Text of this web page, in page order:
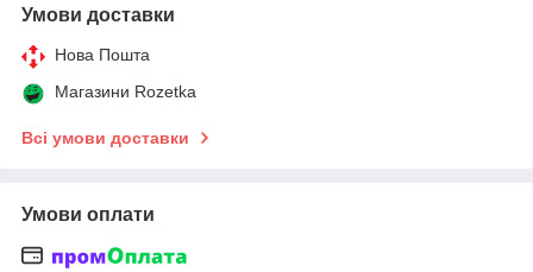
Умови доставки
Нова Пошта
Магазини Rozetka
Всі умови доставки
Умови оплати